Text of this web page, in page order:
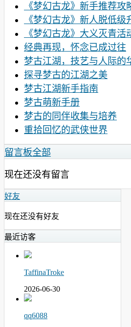
《梦幻古龙》新手推荐攻
《梦幻古龙》新人脱低级
《梦幻古龙》大义灭青活
经典再现，怀念已成过往
梦古江湖，技艺与人际的
探寻梦古的江湖之美
梦古江湖新手指南
梦古萌新手册
梦古的同伴收集与培养
重拾回忆的武侠世界
留言板全部
现在还没有留言
好友
现在还没有好友
最近访客
TaffinaTroke
2026-06-30
qq6088